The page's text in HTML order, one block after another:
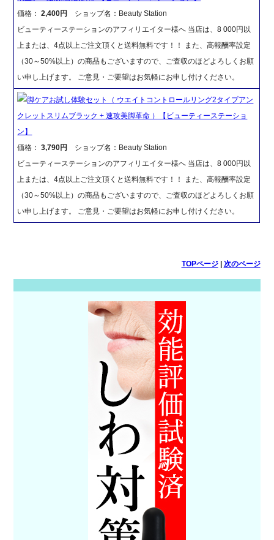
価格：2,400円
ショップ名：Beauty Station
ビューティーステーションのアフィリエイター様へ 当店は、8 000円以
上または、4点以上ご注文頂くと送料無料です！！ また、高報酬率設定
（30～50%以上）の商品もございますので、ご査収のほどよろしくお願
い申し上げます。 ご意見・ご要望はお気軽にお申し付けください。
脚ケアお試し体験セット（ ウエイトコントロールリング2タイプアン
クレットスリムブラック + 速攻美脚革命 ）【ビューティーステーショ
ン】
価格：3,790円
ショップ名：Beauty Station
ビューティーステーションのアフィリエイター様へ 当店は、8 000円以
上または、4点以上ご注文頂くと送料無料です！！ また、高報酬率設定
（30～50%以上）の商品もございますので、ご査収のほどよろしくお願
い申し上げます。 ご意見・ご要望はお気軽にお申し付けください。
TOPページ| 次のページ